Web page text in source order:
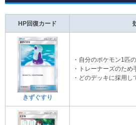
HP回復カード
きずぐすり
・自分のポケモン1匹
・トレーナーズのため
・どのデッキに採用し